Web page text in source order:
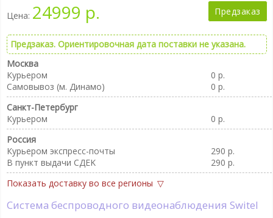
Цена: 24999 р. Предзаказ
Предзаказ. Ориентировочная дата поставки не указана.
Москва
Курьером
0 р.
Самовывоз (м. Динамо)
0 р.
Санкт-Петербург
Курьером
0 р.
Россия
Курьером экспресс-почты
290 р.
В пункт выдачи CДEK
290 р.
Показать доставку во все регионы
Система беспроводного видеонаблюдения Switel